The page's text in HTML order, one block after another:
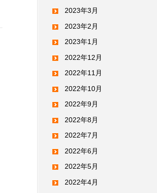
2023年3月
2023年2月
2023年1月
2022年12月
2022年11月
2022年10月
2022年9月
2022年8月
2022年7月
2022年6月
2022年5月
2022年4月